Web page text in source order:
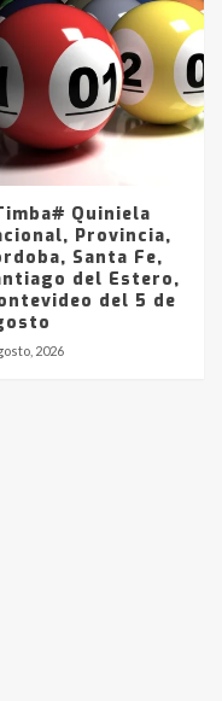
Quiniela
Provincia,
Santa Fe,
del Estero,
del 5 de
2026